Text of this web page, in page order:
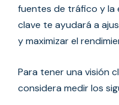
fuentes de tráfico y la
clave te ayudará a
y maximizar el
Para tener una visión
considera medir los